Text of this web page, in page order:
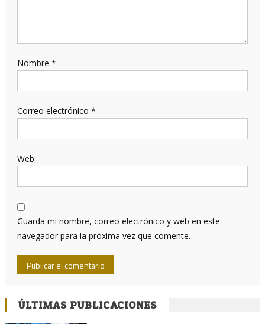
Nombre *
Correo electrónico *
Web
Guarda mi nombre, correo electrónico y web en este
navegador para la próxima vez que comente.
ÚLTIMAS PUBLICACIONES